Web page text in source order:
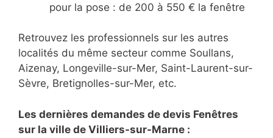
pour la pose : de 200 à 550 € la fenêtre
Retrouvez les professionnels sur les autres
localités du même secteur comme Soullans,
Aizenay, Longeville-sur-Mer, Saint-Laurent-sur-
Sèvre, Bretignolles-sur-Mer, etc.
Les dernières demandes de devis Fenêtres
sur la ville de Villiers-sur-Marne :